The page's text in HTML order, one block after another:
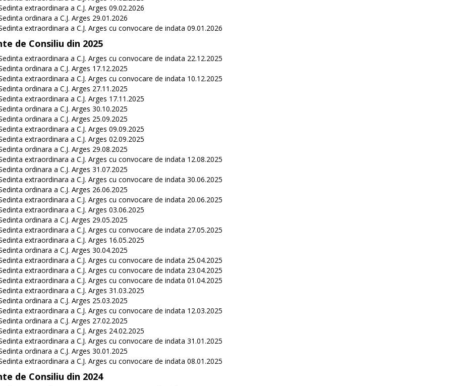
extraordinara a C.J. Arges 09.02.2026
ordinara a C.J. Arges 29.01.2026
extraordinara a C.J. Arges cu convocare de indata 09.01.2026
de Consiliu din 2025
extraordinara a C.J. Arges cu convocare de indata 22.12.2025
ordinara a C.J. Arges 17.12.2025
extraordinara a C.J. Arges cu convocare de indata 10.12.2025
ordinara a C.J. Arges 27.11.2025
extraordinara a C.J. Arges 17.11.2025
ordinara a C.J. Arges 30.10.2025
ordinara a C.J. Arges 25.09.2025
extraordinara a C.J. Arges 09.09.2025
extraordinara a C.J. Arges 02.09.2025
ordinara a C.J. Arges 29.08.2025
extraordinara a C.J. Arges cu convocare de indata 12.08.2025
ordinara a C.J. Arges 31.07.2025
extraordinara a C.J. Arges cu convocare de indata 30.06.2025
ordinara a C.J. Arges 26.06.2025
extraordinara a C.J. Arges cu convocare de indata 20.06.2025
extraordinara a C.J. Arges 03.06.2025
ordinara a C.J. Arges 29.05.2025
extraordinara a C.J. Arges cu convocare de indata 27.05.2025
extraordinara a C.J. Arges 16.05.2025
ordinara a C.J. Arges 30.04.2025
extraordinara a C.J. Arges cu convocare de indata 25.04.2025
extraordinara a C.J. Arges cu convocare de indata 23.04.2025
extraordinara a C.J. Arges cu convocare de indata 01.04.2025
extraordinara a C.J. Arges 31.03.2025
ordinara a C.J. Arges 25.03.2025
extraordinara a C.J. Arges cu convocare de indata 12.03.2025
ordinara a C.J. Arges 27.02.2025
extraordinara a C.J. Arges 24.02.2025
extraordinara a C.J. Arges cu convocare de indata 31.01.2025
ordinara a C.J. Arges 30.01.2025
extraordinara a C.J. Arges cu convocare de indata 08.01.2025
de Consiliu din 2024